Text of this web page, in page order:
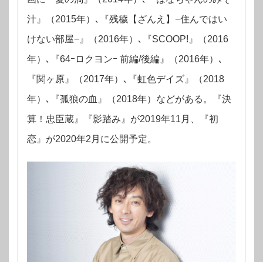
汁』（2015年）､『残穢【ざんえ】−住んではい
けない部屋−』（2016年）､『SCOOP!』（2016
年）､『64ｰロクヨンｰ 前編/後編』（2016年）､
『関ヶ原』（2017年）､『虹色デイズ』（2018
年）､『孤狼の血』（2018年）などがある。『決
算！忠臣蔵』『影踏み』が2019年11月、『初
恋』が2020年2月に公開予定。